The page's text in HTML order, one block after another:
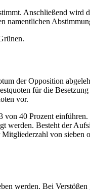
Anschließend
namentlichen
der Opposition
für die
vor.
40 Prozent
Besteht der
von
werden. Bei